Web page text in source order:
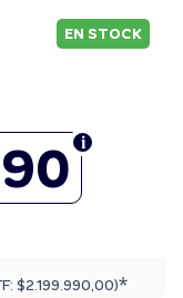
EN STOCK
$2.199.990,00)*